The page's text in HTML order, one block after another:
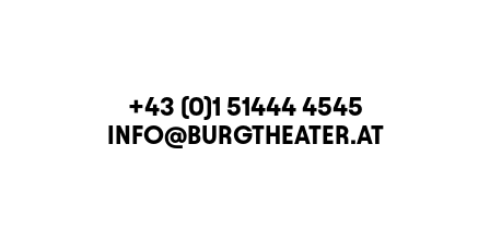
CONTACTTELEPHONE
+43 (0)1 51444 4545
E-MAIL
INFO@BURGTHEATER.AT